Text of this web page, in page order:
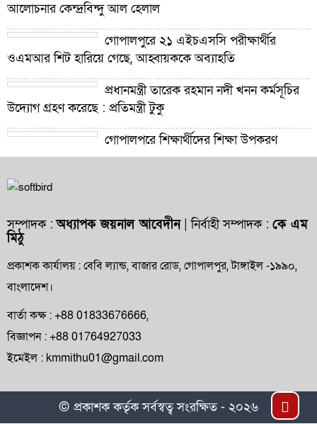
আলোচনার কেন্দ্রবিন্দু আল হেলাল
গোপালপুরে ২১ এইচএসসি পরীক্ষার্থীর
ওএমআর শিট হারিয়ে গেছে, আহ্বায়ককে অব্যাহতি
প্রধানমন্ত্রী তারেক রহমান নদী খনন কর্মসূচির
উদ্যোগ গ্রহণ করেছে : প্রতিমন্ত্রী টুকু
গোপালপুরে শিক্ষার্থীদের শিক্ষা উপকরণ
বিতরণ ও শ্রেষ্ঠ প্রধান শিক্ষকদের সংবর্ধনা
দুর্নীতি ও অনিয়মের অভিযোগ
অফিসারের বিদায় সংবর্ধনা
গোপালপুর প্রেসক্লাবের সংবাদকর্মীদের সঙ্গে
নবাগত ইউএনও’র মতবিনিময়
গোপালপুরসহ সারাদেশে ফ্যামিলি কার্ড বিতরণ
কার্যক্রমের উদ্বোধন
সম্পাদক :অধ্যাপক জয়নাল আবেদীন| নির্বাহী সম্পাদক : কে এম
মিঠু
প্রকাশক কার্যালয় : বেবি ল্যান্ড, বাজার রোড, গোপালপুর, টাঙ্গাইল -১৯৯০,
বাংলাদেশ।
বার্তা কক্ষ : +88 01833676666,
বিজ্ঞাপন : +88 01764927033
ইমেইল : kmmithu01@gmail.com
© প্রকাশক কর্তৃক সর্বস্বত্ব সংরক্ষিত - ২০২৬ Top